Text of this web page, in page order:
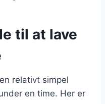
til at lave
relativt simpel
en time. Her er